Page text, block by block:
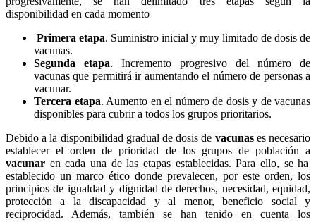
disponibilidad en cada momento
Primera etapa. Suministro inicial y muy limitado de dosis de
vacunas.
Segunda etapa. Incremento progresivo del número de
vacunas que permitirá ir aumentando el número de personas a
vacunar.
Tercera etapa. Aumento en el número de dosis y de vacunas
disponibles para cubrir a todos los grupos prioritarios.
Debido a la disponibilidad gradual de dosis de vacunases necesario
establecer el orden de prioridad de los grupos de población a
vacunar en cada una de las etapas establecidas. Para ello, se ha
establecido un marco ético donde prevalecen, por este orden, los
principios de igualdad y dignidad de derechos, necesidad, equidad,
protección a la discapacidad y al menor, beneficio social y
reciprocidad. Además, también se han tenido en cuenta los